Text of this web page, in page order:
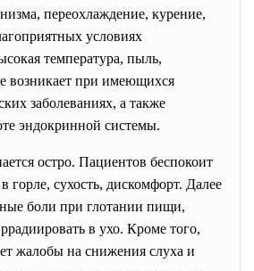
переохлаждение, курение,
условиях
температура, пыль,
возникает при имеющихся
заболеваниях, а также
эндокринной системы.
остро. Пациентов беспокоит
горле, сухость, дискомфорт. Далее
боли при глотании пищи,
в ухо. Кроме того,
жалобы на снижения слуха и